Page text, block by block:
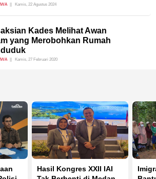
Kamis, 22 Agustus 2024
Kades Melihat Awan
yang Merobohkan Rumah
Kamis, 27 Februari 2020
Hasil Kongres XXII IAI